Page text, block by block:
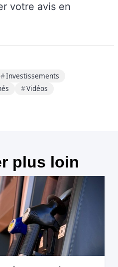
votre avis en
Investissements
Vidéos
plus loin